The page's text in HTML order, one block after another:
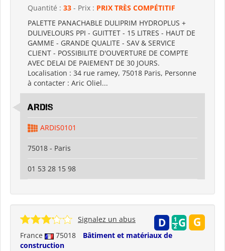
Quantité : 33 - Prix : PRIX TRÈS COMPÉTITIF
PALETTE PANACHABLE DULIPRIM HYDROPLUS +
DULIVELOURS PPI - GUITTET - 15 LITRES - HAUT DE
GAMME - GRANDE QUALITE - SAV & SERVICE
CLIENT - POSSIBILITE D'OUVERTURE DE COMPTE
AVEC DELAI DE PAIEMENT DE 30 JOURS.
Localisation : 34 rue ramey, 75018 Paris, Personne
à contacter : Aric Oliel...
ARDIS
ARDIS0101
75018 - Paris
01 53 28 15 98
France 75018
Bâtiment et matériaux de
construction
Signalez un abus